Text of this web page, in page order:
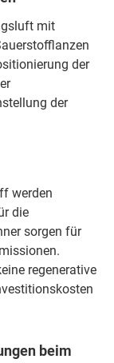
mit
der
der
werden
die
sorgen für
regenerative
beim